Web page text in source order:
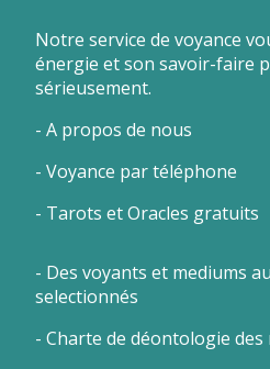
Notre service de voyance
énergie et son savoir-faire
sérieusement.
- A propos de nous
-Voyance par téléphone
- Tarots et Oracles gratuits
- Des voyants et mediums
selectionnés
- Charte de déontologie